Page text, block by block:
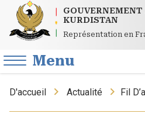
KURDISTAN
Représentation en
Menu
D'accueil Actualité Fil